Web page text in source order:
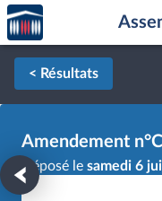
Aller au contenu
Aller en bas de la page
Accèder
à la
page
d'accueil
< Résultats
Amendement
Déposé le samedi 6